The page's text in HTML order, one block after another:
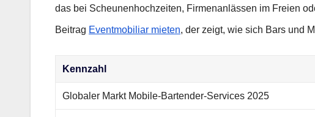
das bei Scheunenhochzeiten, Firmenanlässen im Freien
Beitrag Eventmobiliar mieten, der zeigt, wie sich Bars und
Kennzahl
Globaler Markt Mobile-Bartender-Services 2025